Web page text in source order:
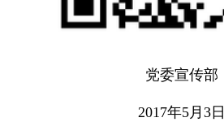
党委宣传部
2017年5月3日